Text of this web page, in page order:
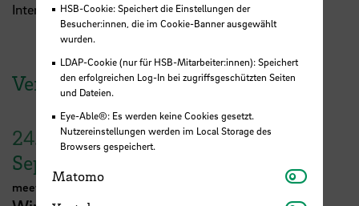
Internationalisierung
Veranstaltungen der HSB
24.
September
meetMINT
HSB-Cookie: Speichert die Einstellungen der
Besucher:innen, die im Cookie-Banner ausgewählt
wurden.
LDAP-Cookie (nur für HSB-Mitarbeiter:innen): Speichert
den erfolgreichen Log-In bei zugriffsgeschützten Seiten
und Dateien.
Eye-Able®: Es werden keine Cookies gesetzt.
Nutzereinstellungen werden im Local Storage des
Browsers gespeichert.
Matomo Matomo